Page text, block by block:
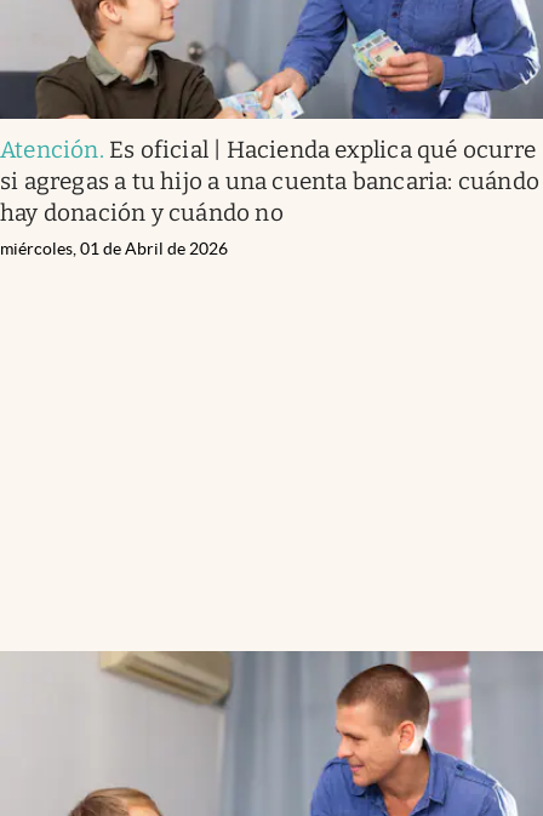
Atención. Es oficial | Hacienda explica qué ocurre
si agregas a tu hijo a una cuenta bancaria: cuándo
hay donación y cuándo no
miércoles, 01 de Abril de 2026